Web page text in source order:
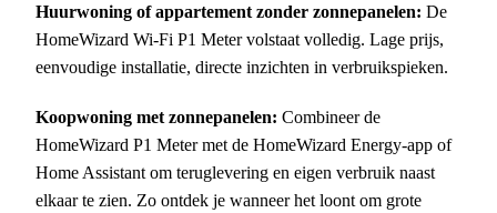
Huurwoning of appartement zonder zonnepanelen: De
HomeWizard Wi-Fi P1 Meter volstaat volledig. Lage prijs,
eenvoudige installatie, directe inzichten in verbruikspieken.
Koopwoning met zonnepanelen: Combineer de
HomeWizard P1 Meter met de HomeWizard Energy-app of
Home Assistant om teruglevering en eigen verbruik naast
elkaar te zien. Zo ontdek je wanneer het loont om grote